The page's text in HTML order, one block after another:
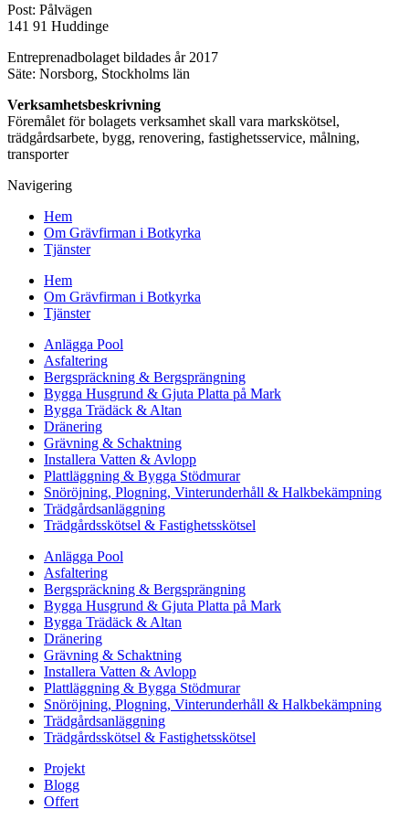
Post: Pålvägen
141 91 Huddinge
Entreprenadbolaget bildades år 2017
Säte: Norsborg, Stockholms län
Verksamhetsbeskrivning
Föremålet för bolagets verksamhet skall vara markskötsel,
trädgårdsarbete, bygg, renovering, fastighetsservice, målning,
transporter
Navigering
Hem
Om Grävfirman i Botkyrka
Tjänster
Hem
Om Grävfirman i Botkyrka
Tjänster
Anlägga Pool
Asfaltering
Bergspräckning & Bergsprängning
Bygga Husgrund & Gjuta Platta på Mark
Bygga Trädäck & Altan
Dränering
Grävning & Schaktning
Installera Vatten & Avlopp
Plattläggning & Bygga Stödmurar
Snöröjning, Plogning, Vinterunderhåll & Halkbekämpning
Trädgårdsanläggning
Trädgårdsskötsel & Fastighetsskötsel
Anlägga Pool
Asfaltering
Bergspräckning & Bergsprängning
Bygga Husgrund & Gjuta Platta på Mark
Bygga Trädäck & Altan
Dränering
Grävning & Schaktning
Installera Vatten & Avlopp
Plattläggning & Bygga Stödmurar
Snöröjning, Plogning, Vinterunderhåll & Halkbekämpning
Trädgårdsanläggning
Trädgårdsskötsel & Fastighetsskötsel
Projekt
Blogg
Offert